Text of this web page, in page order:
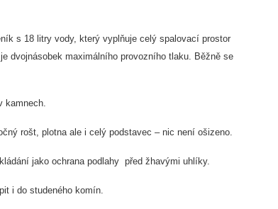
s 18 litry vody, který vyplňuje celý spalovací prostor
dvojnásobek maximálního provozního tlaku. Běžně se
kamnech.
rošt, plotna ale i celý podstavec – nic není ošizeno.
jako ochrana podlahy před žhavými uhlíky.
i do studeného komín.